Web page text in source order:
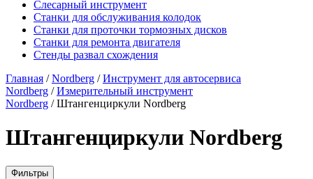
Слесарный инструмент
Станки для обслуживания колодок
Станки для проточки тормозных дисков
Станки для ремонта двигателя
Стенды развал схождения
Главная /Nordberg /Инструмент для автосервиса
Nordberg /Измерительный инструмент
Nordberg / Штангенциркули Nordberg
Штангенциркули Nordberg
Фильтры